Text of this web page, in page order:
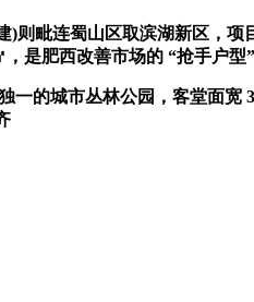
毗连蜀山区取滨湖新区，项
是肥西改善市场的 “抢手户型”
的城市丛林公园，客堂面宽